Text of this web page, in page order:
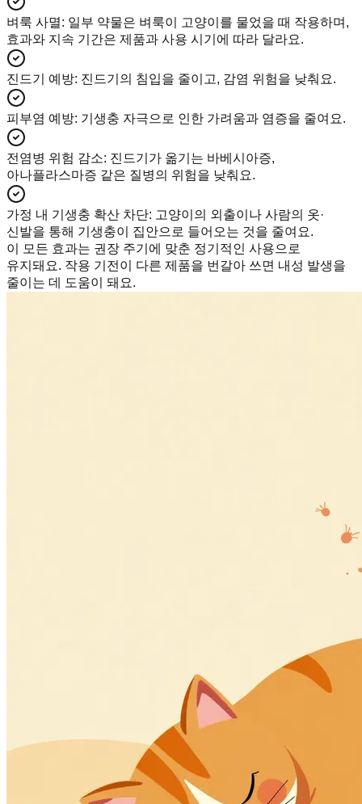
벼룩 사멸: 일부 약물은 벼룩이 고양이를 물었을 때 작용하며,
효과와 지속 기간은 제품과 사용 시기에 따라 달라요.
진드기 예방: 진드기의 침입을 줄이고, 감염 위험을 낮춰요.
피부염 예방: 기생충 자극으로 인한 가려움과 염증을 줄여요.
전염병 위험 감소: 진드기가 옮기는 바베시아증,
아나플라스마증 같은 질병의 위험을 낮춰요.
가정 내 기생충 확산 차단: 고양이의 외출이나 사람의 옷·
신발을 통해 기생충이 집안으로 들어오는 것을 줄여요.
이 모든 효과는 권장 주기에 맞춘 정기적인 사용으로
유지돼요. 작용 기전이 다른 제품을 번갈아 쓰면 내성 발생을
줄이는 데 도움이 돼요.